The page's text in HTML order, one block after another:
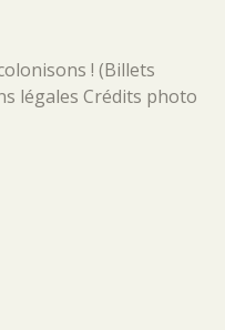
! (Billets
légales Crédits photo